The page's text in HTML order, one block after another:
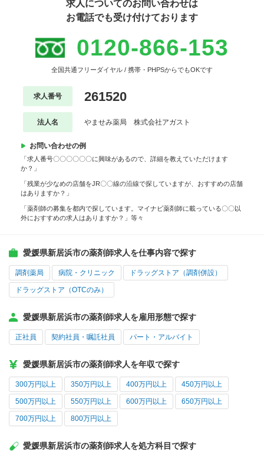
求人についてのお問い合わせは
お電話でも受け付けております
0120-866-153
全国共通フリーダイヤル / 携帯・PHPSからでもOKです
求人番号 261520
法人名 やませみ薬局 株式会社アガスト
お問い合わせの例
「求人番号〇〇〇〇〇〇に興味があるので、詳細を教えていただけます
か？」
「残業が少なめの店舗をJR〇〇線の沿線で探していますが、おすすめの店舗
はありますか？」
「薬剤師の募集を都内で探しています。マイナビ薬剤師に載っている〇〇以
外におすすめの求人はありますか？」等々
愛媛県新居浜市の薬剤師求人を仕事内容で探す
調剤薬局 病院・クリニック ドラッグストア（調剤併設）
ドラッグストア（OTCのみ）
愛媛県新居浜市の薬剤師求人を雇用形態で探す
正社員 契約社員・嘱託社員 パート・アルバイト
愛媛県新居浜市の薬剤師求人を年収で探す
300万円以上 350万円以上 400万円以上 450万円以上
500万円以上 550万円以上 600万円以上 650万円以上
700万円以上 800万円以上
愛媛県新居浜市の薬剤師求人を処方科目で探す